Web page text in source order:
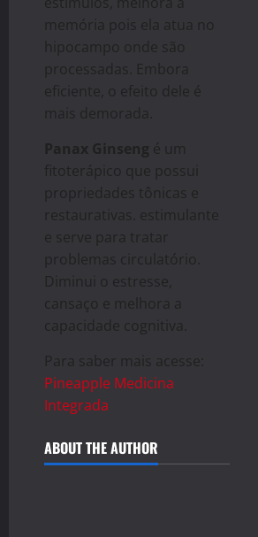
memória pois ela atua no
hipocampo onde são
processadas. Embora
eficiente, o efeito dele é
mais demorada.
Panax Ginseng é um
fitoterápico que possui
propriedades tônicas e
restaurativas. estimulante
e serve para tratar
problemas circulatório.
Diminui o estresse,
cansaço e melhora a
capacidade cognitiva.
Para saber mais acesse:
Pineapple Medicina
Integrada
ABOUT THE AUTHOR